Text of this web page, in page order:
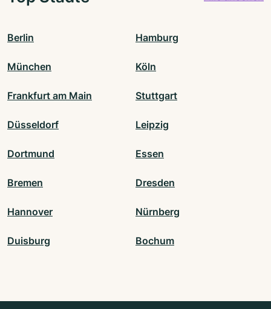
Berlin Hamburg
München Köln
Frankfurt am Main Stuttgart
Düsseldorf Leipzig
Dortmund Essen
Bremen Dresden
Hannover Nürnberg
Duisburg Bochum